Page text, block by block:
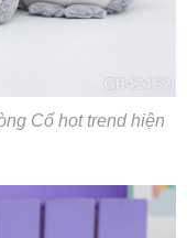
Cổ hot trend hiện